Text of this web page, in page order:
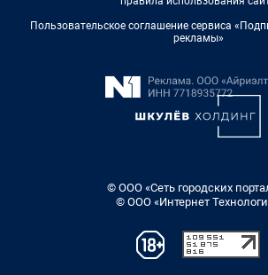
Пользовательское соглашение сервиса
рекламы»
© ООО «Сеть городских
© ООО «Интернет